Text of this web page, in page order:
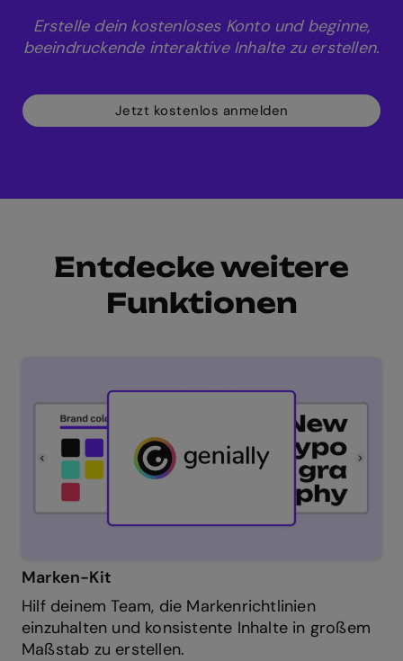
Erstelle dein kostenloses Konto und beginne,
beeindruckende interaktive Inhalte zu erstellen.
Jetzt kostenlos anmelden
Entdecke weitere
Funktionen
Marken-Kit
Hilf deinem Team, die Markenrichtlinien
einzuhalten und konsistente Inhalte in großem
Maßstab zu erstellen.